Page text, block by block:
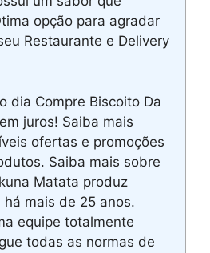
opção para agradar
Restaurante e Delivery
dia Compre Biscoito Da
juros! Saiba mais
ofertas e promoções
Saiba mais sobre
Matata produz
mais de 25 anos.
equipe totalmente
todas as normas de